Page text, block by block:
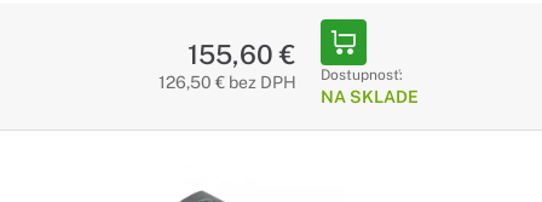
155,60 €
126,50 € bez DPH Dostupnosť:
NA SKLADE